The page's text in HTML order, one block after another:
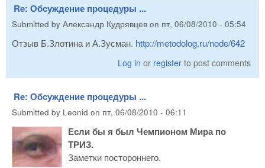
Re: Обсуждение процедуры ...
Submitted by Александр Кудрявцев on пт, 06/08/2010 - 05:54
Отзыв Б.Злотина и А.Зусман. http://metodolog.ru/node/642
Log in or register to post comments
Re: Обсуждение процедуры ...
Submitted by Leonid on пт, 06/08/2010 - 06:11
Если бы я был Чемпионом Мира по
ТРИЗ.
Заметки постороннего.